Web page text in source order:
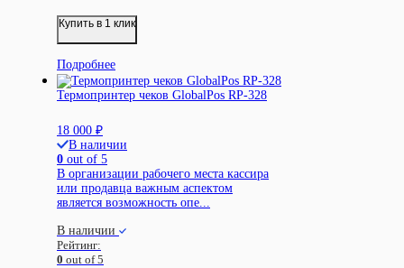
Купить в 1 клик
Подробнее
Термопринтер чеков GlobalPos RP-328
18 000 ₽
В наличии
0 out of 5
В организации рабочего места кассира
или продавца важным аспектом
является возможность опе...
В наличии
Рейтинг:
0 out of 5